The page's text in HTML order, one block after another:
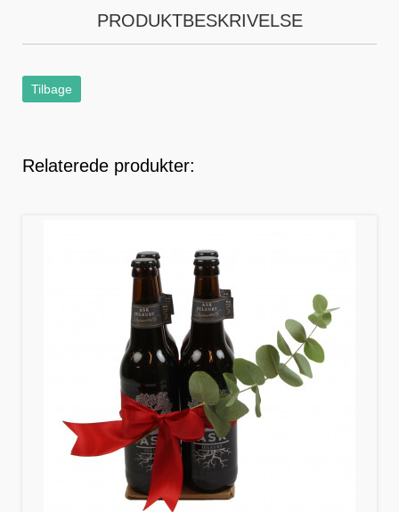
PRODUKTBESKRIVELSE
Tilbage
Relaterede produkter: